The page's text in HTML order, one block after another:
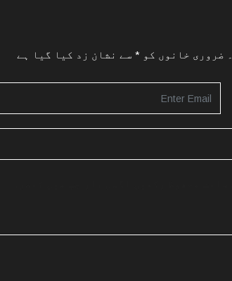
ضروری خانوں کو * سے نشان زد کیا گیا ہے